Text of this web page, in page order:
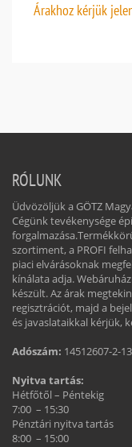
Árakhoz kérjük
RÓLUNK
Üdvözöljük a GÖTZ
Cégünk tevékenysége
szortiment, a PROFI
piaci elvárásoknak
kínálata adja.
készült. Az árak
regisztrációt, majd a
és javaslataikkal kérjük,
Adószám: 14512607-2-13
Nyitva tartás:
Hétfőtől – Péntekig
7:00 – 15:30
Pénztári nyitva tartás
8:00 – 15:00